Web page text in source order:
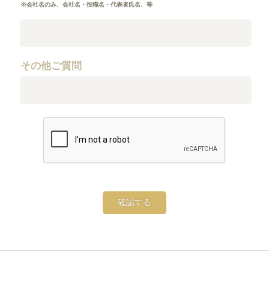
※会社名のみ、会社名・役職名・代表者氏名、等
その他ご質問
確認する